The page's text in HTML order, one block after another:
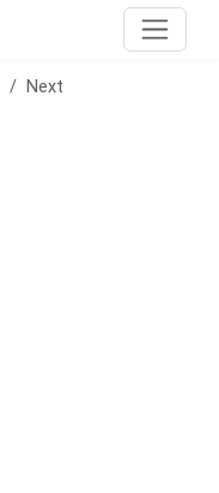
Next